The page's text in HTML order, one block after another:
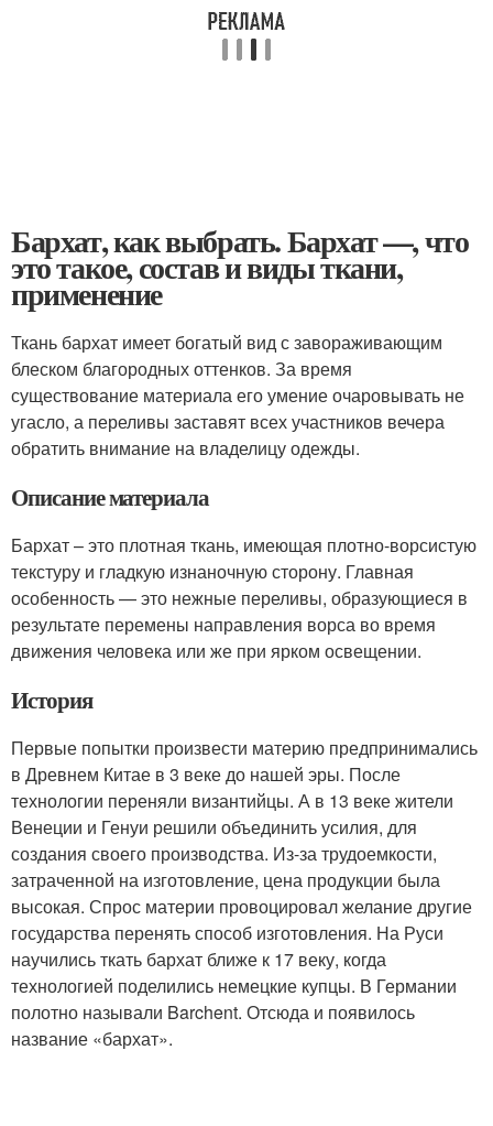
Бархат, как выбрать. Бархат —, что
это такое, состав и виды ткани,
применение
Ткань бархат имеет богатый вид с завораживающим
блеском благородных оттенков. За время
существование материала его умение очаровывать не
угасло, а переливы заставят всех участников вечера
обратить внимание на владелицу одежды.
Описание материала
Бархат – это плотная ткань, имеющая плотно-ворсистую
текстуру и гладкую изнаночную сторону. Главная
особенность — это нежные переливы, образующиеся в
результате перемены направления ворса во время
движения человека или же при ярком освещении.
История
Первые попытки произвести материю предпринимались
в Древнем Китае в 3 веке до нашей эры. После
технологии переняли византийцы. А в 13 веке жители
Венеции и Генуи решили объединить усилия, для
создания своего производства. Из-за трудоемкости,
затраченной на изготовление, цена продукции была
высокая. Спрос материи провоцировал желание другие
государства перенять способ изготовления. На Руси
научились ткать бархат ближе к 17 веку, когда
технологией поделились немецкие купцы. В Германии
полотно называли Barchent. Отсюда и появилось
название «бархат».